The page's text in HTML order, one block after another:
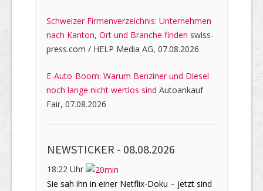
Schweizer Firmenverzeichnis: Unternehmen
nach Kanton, Ort und Branche finden swiss-
press.com / HELP Media AG, 07.08.2026
E-Auto-Boom: Warum Benziner und Diesel
noch lange nicht wertlos sind Autoankauf
Fair, 07.08.2026
NEWSTICKER - 08.08.2026
18:22 Uhr
Sie sah ihn in einer Netflix-Doku – jetzt sind